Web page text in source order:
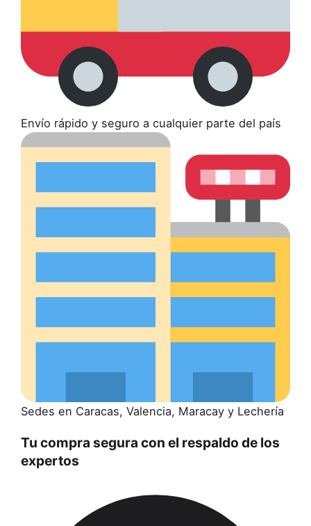
Envío rápido y seguro a cualquier parte del país
Sedes en Caracas, Valencia, Maracay y Lechería
Tu compra segura con el respaldo de los
expertos